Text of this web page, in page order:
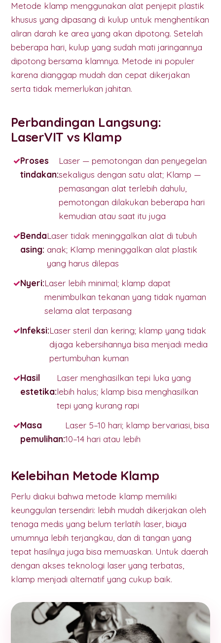
Metode klamp menggunakan alat penjepit plastik
khusus yang dipasang di kulup untuk menghentikan
aliran darah ke area yang akan dipotong. Setelah
beberapa hari, kulup yang sudah mati jaringannya
dipotong bersama klamnya. Metode ini populer
karena dianggap mudah dan cepat dikerjakan
serta tidak memerlukan jahitan.
Perbandingan Langsung:
LaserVIT vs Klamp
Proses
tindakan:
Laser — pemotongan dan penyegelan
sekaligus dengan satu alat; Klamp —
pemasangan alat terlebih dahulu,
pemotongan dilakukan beberapa hari
kemudian atau saat itu juga
Benda
asing:
Laser tidak meninggalkan alat di tubuh
anak; Klamp meninggalkan alat plastik
yang harus dilepas
Nyeri:Laser lebih minimal; klamp dapat
menimbulkan tekanan yang tidak nyaman
selama alat terpasang
Infeksi:Laser steril dan kering; klamp yang tidak
dijaga kebersihannya bisa menjadi media
pertumbuhan kuman
Hasil
estetika:
Laser menghasilkan tepi luka yang
lebih halus; klamp bisa menghasilkan
tepi yang kurang rapi
Masa
pemulihan:
Laser 5–10 hari; klamp bervariasi, bisa
10–14 hari atau lebih
Kelebihan Metode Klamp
Perlu diakui bahwa metode klamp memiliki
keunggulan tersendiri: lebih mudah dikerjakan oleh
tenaga medis yang belum terlatih laser, biaya
umumnya lebih terjangkau, dan di tangan yang
tepat hasilnya juga bisa memuaskan. Untuk daerah
dengan akses teknologi laser yang terbatas,
klamp menjadi alternatif yang cukup baik.